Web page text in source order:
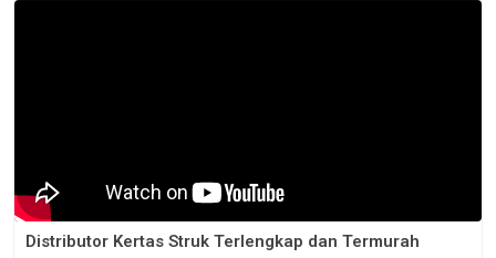
Distributor Kertas Struk Terlengkap dan Termurah